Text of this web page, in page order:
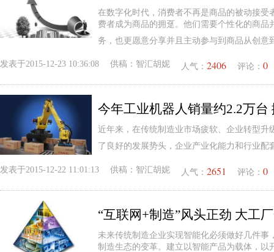
在数字化时代，消费者不再是商品的被动接受
费者成为商品的拥趸。他们需要个性化的商
务，也更愿意分享并且主动参与到商品从创意
发表于2015-12-23 10:36:08 供稿： 智汇胡妮 人气： 2406 评论： 0
今年工业机器人销量约2.2万
近年来，在传统制造业市场疲软、企业转型升
了良好的发展势头，企业产业化能力和行业配
发表于2015-12-22 11:01:13 供稿： 智汇胡妮 人气： 2651 评论： 0
“互联网+制造”风头正劲 大工
未来传统制造企业实现智能化必须做好几件事
制造生态的变革。建立以智能产品为载体，以